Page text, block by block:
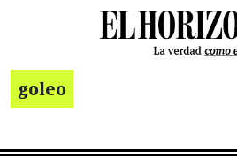
goleo